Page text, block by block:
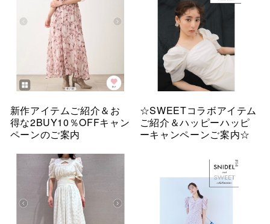
新作アイテムご紹介＆お
得な2BUY10％OFFキャン
ペーンのご案内
☆SWEETコラボアイテム
ご紹介＆ハッピーハッピ
ーキャンペーンご案内☆